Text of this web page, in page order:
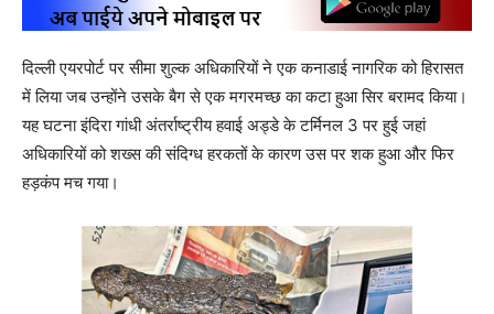
दिल्ली एयरपोर्ट पर सीमा शुल्क अधिकारियों ने एक कनाडाई नागरिक को हिरासत
में लिया जब उन्होंने उसके बैग से एक मगरमच्छ का कटा हुआ सिर बरामद किया।
यह घटना इंदिरा गांधी अंतर्राष्ट्रीय हवाई अड्डे के टर्मिनल 3 पर हुई जहां
अधिकारियों को शख्स की संदिग्ध हरकतों के कारण उस पर शक हुआ और फिर
हड़कंप मच गया।